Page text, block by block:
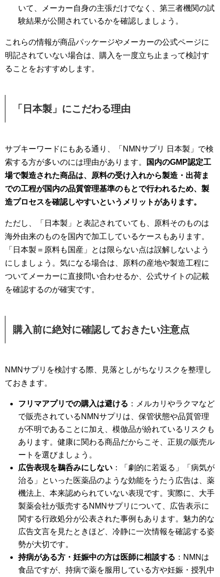
いて、メーカー自身の主張だけでなく、第三者機関の試
験結果が公開されているかを確認しましょう。
これらの情報が商品パッケージやメーカーの公式ページに
明記されていない場合は、購入を一度立ち止まって検討す
ることをおすすめします。
「日本製」にこだわる理由
サブキーワードにもある通り、「NMNサプリ 日本製」で検
索する方が多いのには理由があります。
国内のGMP認定工
場で製造された商品は、原料の受け入れから製造・出荷ま
での工程が国内の品質管理基準のもとで行われるため、製
造プロセスを確認しやすいというメリットがあります。
ただし、「日本製」と表記されていても、原料そのものは
海外由来のものを国内で加工しているケースもあります。
「日本製＝原料も国産」とは限らない点は誤解しないよう
にしましょう。気になる場合は、原料の産地や製造工程に
ついてメーカーに直接問い合わせるか、公式サイトの記載
を確認するのが確実です。
購入前に絶対に確認しておきたい注意点
NMNサプリを検討する際、見落としがちなリスクを整理し
ておきます。
フリマアプリでの購入は避ける ：メルカリやラクマなど
で販売されているNMNサプリは、保管状態や品質管理
が不明であることに加え、模倣品が紛れているリスクも
あります。健康に関わる商品だからこそ、正規の販売ル
ートを選びましょう。
広告表現を鵜呑みにしない ：「劇的に若返る」「病気が
治る」といった医薬品のような効能をうたう広告は、薬
機法上、本来認められていない表現です。実際に、大手
製薬会社が販売するNMNサプリについて、広告表示に
関する行政処分が公表された事例もあります。魅力的な
広告文言を見たときほど、冷静に一次情報を確認する姿
勢が大切です。
持病がある方・妊娠中の方は医師に相談する ：NMNは
食品ですが、持病で薬を服用している方や妊娠・授乳中